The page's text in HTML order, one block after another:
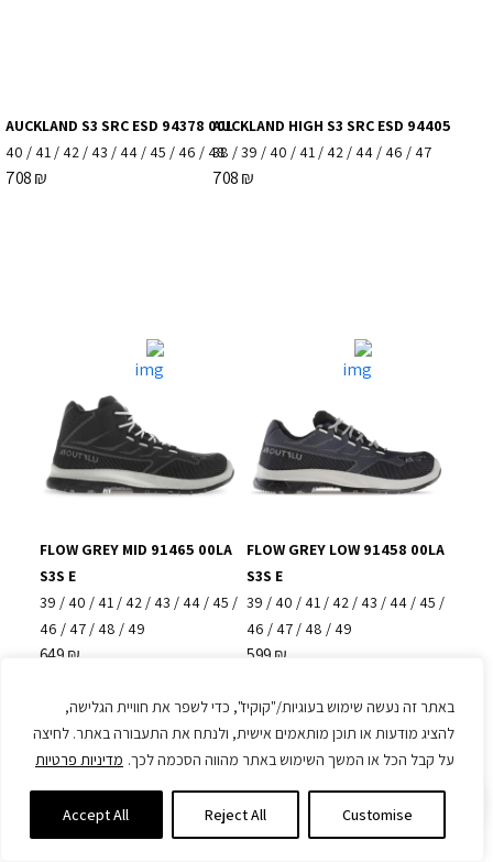
באתר זה נעשה שימוש בעוגיות/"קוקיז", כדי לשפר את חוויית הגלישה,
להציג מודעות או תוכן מותאמים אישית, ולנתח את התעבורה באתר. לחיצה
על קבל הכל או המשך השימוש באתר מהווה הסכמה לכך. מדיניות פרטיות
Customise
Reject All
Accept All
AUCKLAND HIGH S3 SRC ESD 94405
38 /39 / 40 / 41 / 42 / 44 / 46 / 47
708₪
AUCKLAND S3 SRC ESD 94378 00L
40 / 41/ 42/ 43 / 44/ 45 / 46 / 48
708₪
FLOW GREY LOW 91458 00LA
S3S E
39 / 40 / 41 / 42 / 43 / 44 / 45 /
46 / 47 / 48 / 49
599₪
FLOW GREY MID 91465 00LA
S3S E
39 / 40 / 41/ 42/ 43 / 44/ 45 /
46 / 47/ 48 / 49
649₪